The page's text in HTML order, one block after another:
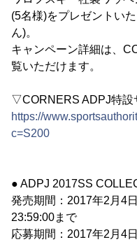
(5名様)をプレゼントい
ん)。
キャンペーン詳細は、
覧いただけます。
▽CORNERS ADPJ特設
https://
c=S200
● ADPJ 2017SS
発売期間：2017年2月4
23:59:00まで
応募期間：2017年2月4